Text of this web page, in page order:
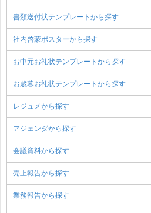
書類送付状テンプレートから探す
社内啓蒙ポスターから探す
お中元お礼状テンプレートから探す
お歳暮お礼状テンプレートから探す
レジュメから探す
アジェンダから探す
会議資料から探す
売上報告から探す
業務報告から探す